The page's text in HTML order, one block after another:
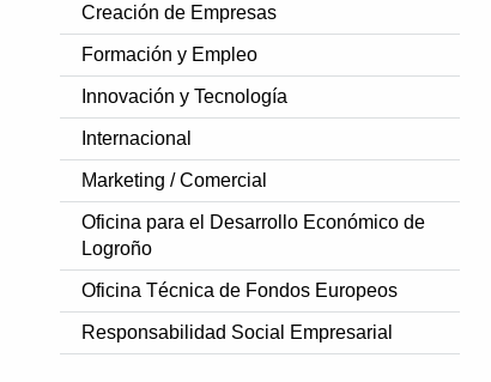
Creación de Empresas
Formación y Empleo
Innovación y Tecnología
Internacional
Marketing / Comercial
Oficina para el Desarrollo Económico de
Logroño
Oficina Técnica de Fondos Europeos
Responsabilidad Social Empresarial